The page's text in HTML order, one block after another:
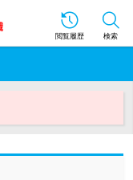
閲覧履歴 検索